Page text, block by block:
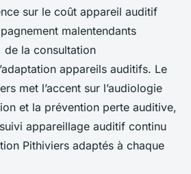
sur le coût appareil auditif
malentendants
de la consultation
appareils auditifs. Le
met l’accent sur l’audiologie
et la prévention perte auditive,
appareillage auditif continu
Pithiviers adaptés à chaque